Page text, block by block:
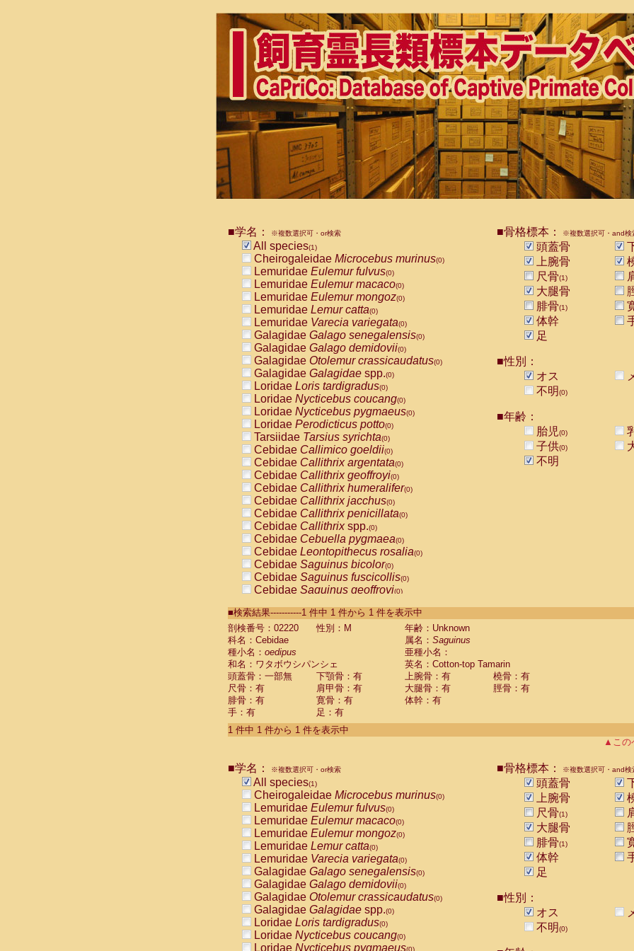
■学名： ※複数選択可・or検索
All species(1)
Cheirogaleidae Microcebus murinus(0)
Lemuridae Eulemur fulvus(0)
Lemuridae Eulemur macaco(0)
Lemuridae Eulemur mongoz(0)
Lemuridae Lemur catta(0)
Lemuridae Varecia variegata(0)
Galagidae Galago senegalensis(0)
Galagidae Galago demidovii(0)
Galagidae Otolemur crassicaudatus(0)
Galagidae Galagidae spp.(0)
Loridae Loris tardigradus(0)
Loridae Nycticebus coucang(0)
Loridae Nycticebus pygmaeus(0)
Loridae Perodicticus potto(0)
Tarsiidae Tarsius syrichta(0)
Cebidae Callimico goeldii(0)
Cebidae Callithrix argentata(0)
Cebidae Callithrix geoffroyi(0)
Cebidae Callithrix humeralifer(0)
Cebidae Callithrix jacchus(0)
Cebidae Callithrix penicillata(0)
Cebidae Callithrixspp.(0)
Cebidae Cebuella pygmaea(0)
Cebidae Leontopithecus rosalia(0)
Cebidae Saguinus bicolor(0)
Cebidae Saguinus fuscicollis(0)
Cebidae Saguinus geoffroyi(0)
CebidaeSaguinus labiatus(0)
Cebidae Saguinus leucopus (0)
Cebidae
Cebidae
CebidaeSaguinus nigricollis (0)
Cebidae Saguinus oedipus
Cebidae Saguinus weddelli
Cebidae Saguinusspp.
Cebidae Aotus trivirgatus
Cebidae Cebus albifrons
CebidaeCebus nigrivittatus
CebidaeCebus
CebidaeSaimiri boliviensis(0)
CebidaeSaimiri sciureus(0)
AtelidaeAlouatta caraya(0)
AtelidaeAlouatta fusca(0)
AtelidaeAlouatta seniculus
AtelidaeAlouattaspp.(0)
AtelidaeAteles belzebuth(0)
AtelidaeAteles geoffroyi(0)
AtelidaeAteles paniscus(0)
AtelidaeAtelesspp.(0)
Atelidae Lagothrix lagothricha
AtelidaeLagothrix lagothricha cana
PitheciidaeCacajao calvus rubicundus
■骨格標本： ※複数選択可・and検
頭蓋骨
上腕骨
尺骨(1)
大腿骨
腓骨(1)
体幹
足
■性別：
オス
不明(0)
■年齢：
胎児(0)
子供(0)
不明
■検索結果-----------1 件中 1 件から 1 件を表示中
剖検番号：02220
性別：M
年齢：Unknown
科名：Cebidae
属名： Saguinus
種小名： oedipus
亜種小名：
和名：ワタボウシパンシェ
英名：Cotton-top Tamarin
頭蓋骨：一部無
下顎骨：有 上腕骨：有
橈骨：有
尺骨：有
肩甲骨：有 大腿骨：有
脛骨：有
腓骨：有
寛骨：有
体幹：有
手：有
足：有
1 件中 1 件から 1 件を表示中
▲この
■学名： ※複数選択可・or検索
All species(1)
Cheirogaleidae Microcebus murinus(0)
Lemuridae Eulemur fulvus(0)
Lemuridae Eulemur macaco(0)
Lemuridae Eulemur mongoz(0)
Lemuridae Lemur catta(0)
Lemuridae Varecia variegata(0)
Galagidae Galago senegalensis(0)
Galagidae Galago demidovii(0)
Galagidae Otolemur crassicaudatus(0)
Galagidae Galagidae spp.(0)
Loridae Loris tardigradus(0)
Loridae Nycticebus coucang(0)
Loridae Nycticebus pygmaeus(0)
■骨格標本： ※複数選択可・and検
頭蓋骨
上腕骨
尺骨(1)
大腿骨
腓骨(1)
体幹
足
■性別：
オス
不明(0)